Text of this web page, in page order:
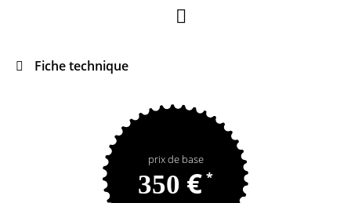
Fiche technique
prix de base
350 € *